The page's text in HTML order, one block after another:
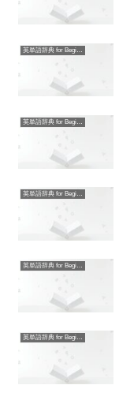
英単語辞典 for Beginners
英単語辞典 for Beginners
英単語辞典 for Beginners
英単語辞典 for Beginners
英単語辞典 for Beginners